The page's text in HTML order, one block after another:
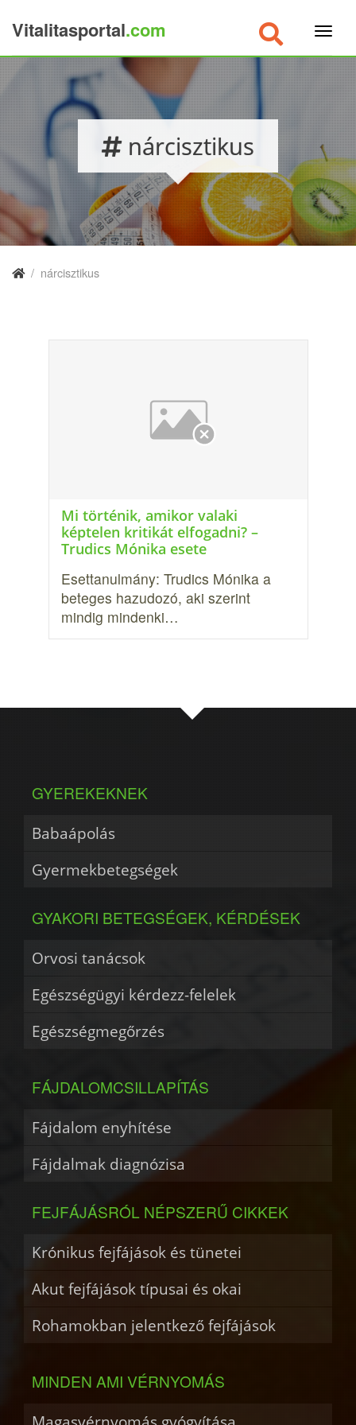
Vitalitasportal.com
nárcisztikus
/ nárcisztikus
Mi történik, amikor valaki
képtelen kritikát elfogadni? –
Trudics Mónika esete
Esettanulmány: Trudics Mónika a
beteges hazudozó, aki szerint
mindig mindenki…
GYEREKEKNEK
Babaápolás
Gyermekbetegségek
GYAKORI BETEGSÉGEK, KÉRDÉSEK
Orvosi tanácsok
Egészségügyi kérdezz-felelek
Egészségmegőrzés
FÁJDALOMCSILLAPÍTÁS
Fájdalom enyhítése
Fájdalmak diagnózisa
FEJFÁJÁSRÓL NÉPSZERŰ CIKKEK
Krónikus fejfájások és tünetei
Akut fejfájások típusai és okai
Rohamokban jelentkező fejfájások
MINDEN AMI VÉRNYOMÁS
×